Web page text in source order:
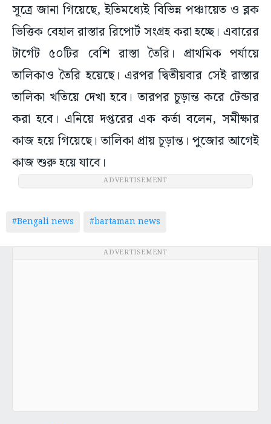
সূত্রে জানা গিয়েছে, ইতিমধ্যেই বিভিন্ন পঞ্চায়েত ও ব্লক
ভিত্তিক বেহাল রাস্তার রিপোর্ট সংগ্রহ করা হচ্ছে। এবারের
টার্গেট ৫০টির বেশি রাস্তা তৈরি। প্রাথমিক পর্যায়ে
তালিকাও তৈরি হয়েছে। এরপর দ্বিতীয়বার সেই রাস্তার
তালিকা খতিয়ে দেখা হবে। তারপর চূড়ান্ত করে টেন্ডার
করা হবে। এনিয়ে দপ্তরের এক কর্তা বলেন, সমীক্ষার
কাজ হয়ে গিয়েছে। তালিকা প্রায় চূড়ান্ত। পুজোর আগেই
কাজ শুরু হয়ে যাবে।
ADVERTISEMENT
#Bengali news #bartaman news
ADVERTISEMENT